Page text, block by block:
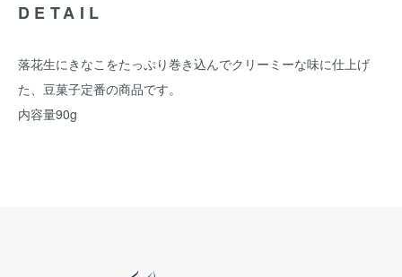
DETAIL
落花生にきなこをたっぷり巻き込んでクリーミーな味に仕上げ
た、豆菓子定番の商品です。
内容量90g